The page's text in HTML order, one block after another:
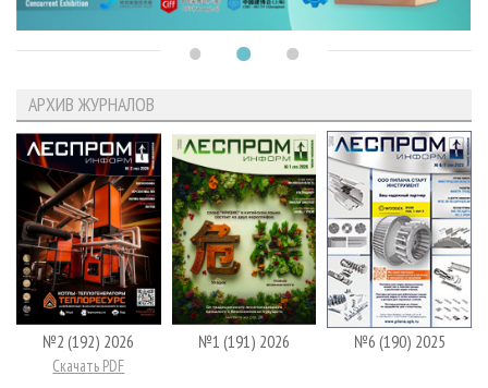
АРХИВ ЖУРНАЛОВ
№2 (192) 2026
Скачать PDF
№1 (191) 2026 №6 (190) 2025